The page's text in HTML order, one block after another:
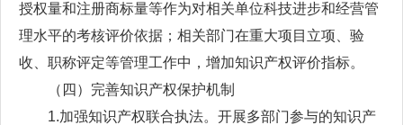
授权量和注册商标量等作为对相关单位科技进步和经营管
理水平的考核评价依据；相关部门在重大项目立项、验
收、职称评定等管理工作中，增加知识产权评价指标。
（四）完善知识产权保护机制
1.加强知识产权联合执法。开展多部门参与的知识产